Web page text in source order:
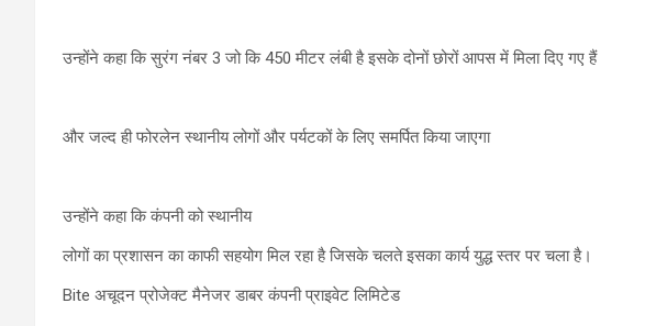
उन्होंने कहा कि सुरंग नंबर 3 जो कि 450 मीटर लंबी है इसके दोनों छोरों आपस में मिला दिए गए हैं
और जल्द ही फोरलेन स्थानीय लोगों और पर्यटकों के लिए समर्पित किया जाएगा
उन्होंने कहा कि कंपनी को स्थानीय
लोगों का प्रशासन का काफी सहयोग मिल रहा है जिसके चलते इसका कार्य युद्ध स्तर पर चला है।
Bite अचूदन प्रोजेक्ट मैनेजर डाबर कंपनी प्राइवेट लिमिटेड